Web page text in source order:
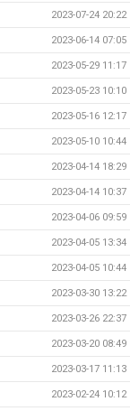
2023-07-24 20:22
2023-06-14 07:05
2023-05-29 11:17
2023-05-23 10:10
2023-05-16 12:17
2023-05-10 10:44
2023-04-14 18:29
2023-04-14 10:37
2023-04-06 09:59
2023-04-05 13:34
2023-04-05 10:44
2023-03-30 13:22
2023-03-26 22:37
2023-03-20 08:49
2023-03-17 11:13
2023-02-24 10:12